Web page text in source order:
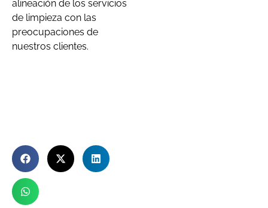
alineación de los servicios
de limpieza con las
preocupaciones de
nuestros clientes.